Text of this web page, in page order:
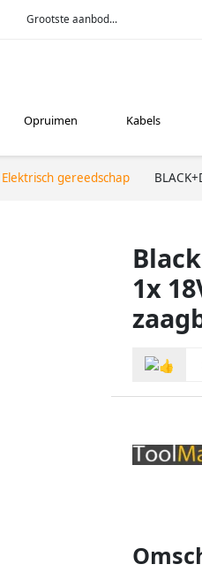
Grootste aanbod...
Opruimen Kabels
Elektrisch gereedschap
1x